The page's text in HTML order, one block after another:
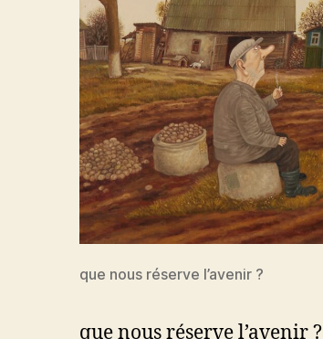
que nous réserve l’avenir ?
que nous réserve l’avenir ?